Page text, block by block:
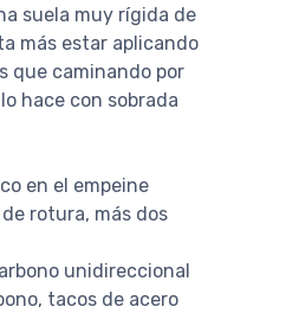
suela muy rígida de
más estar aplicando
que caminando por
hace con sobrada
en el empeine
rotura, más dos
unidireccional
tacos de acero